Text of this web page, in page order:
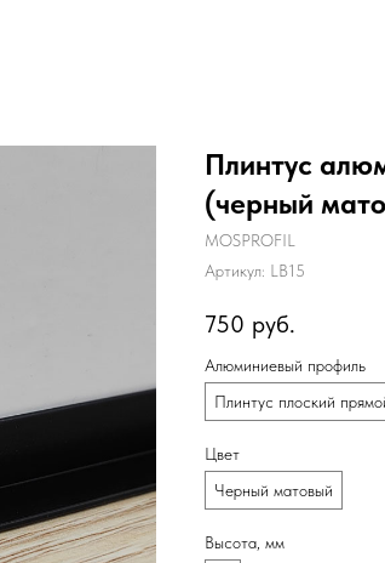
Плинтус
(черный
MOSPROFIL
Артикул: LB15
750 руб.
Алюминиевый профиль
Плинтус плоский
Цвет
Черный матовый
Высота, мм